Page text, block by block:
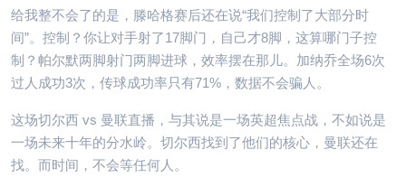
给我整不会了的是，滕哈格赛后还在说“我们控制了大部分时
间”。控制？你让对手射了17脚门，自己才8脚，这算哪门子控
制？帕尔默两脚射门两脚进球，效率摆在那儿。加纳乔全场6次
过人成功3次，传球成功率只有71%，数据不会骗人。
这场切尔西 vs 曼联直播，与其说是一场英超焦点战，不如说是
一场未来十年的分水岭。切尔西找到了他们的核心，曼联还在
找。而时间，不会等任何人。